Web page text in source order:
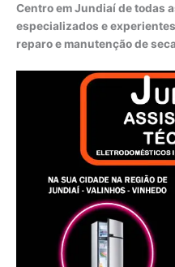
Centro em Jundiaí de todas
especializados e
reparo e manutenção de